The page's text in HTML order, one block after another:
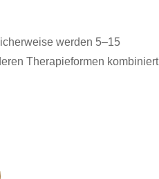
werden 5–15
Therapieformen kombiniert